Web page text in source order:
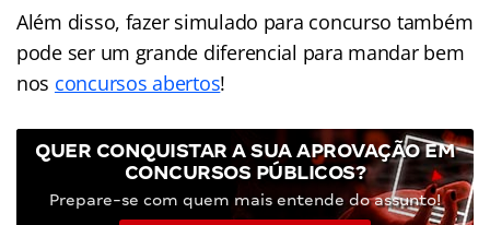
Além disso, fazer simulado para concurso também
pode ser um grande diferencial para mandar bem
nos concursos abertos!
QUER CONQUISTAR A SUA APROVAÇÃO EM
CONCURSOS PÚBLICOS?
Prepare-se com quem mais entende do assunto!